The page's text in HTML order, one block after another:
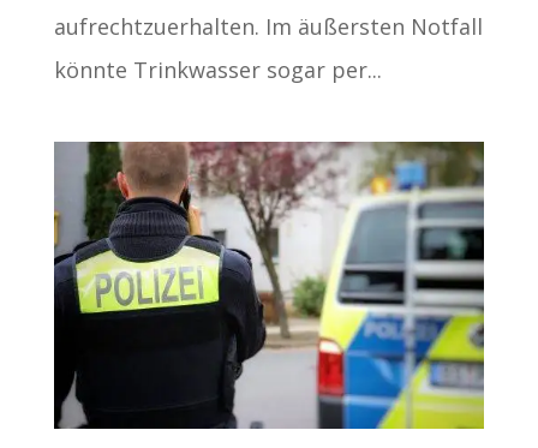
aufrechtzuerhalten. Im äußersten Notfall
könnte Trinkwasser sogar per...